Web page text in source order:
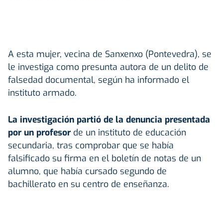
A esta mujer, vecina de Sanxenxo (Pontevedra), se
le investiga como presunta autora de un delito de
falsedad documental, según ha informado el
instituto armado.
La investigación partió de la denuncia presentada
por un profesor de un instituto de educación
secundaria, tras comprobar que se había
falsificado su firma en el boletín de notas de un
alumno, que había cursado segundo de
bachillerato en su centro de enseñanza.